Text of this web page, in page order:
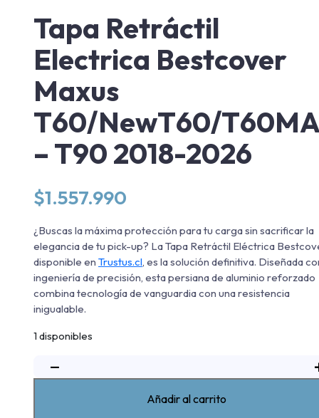
Tapa Retráctil
Electrica Bestcover
Maxus
T60/NewT60/
– T90 2018-2026
$1.557.990
¿Buscas la máxima protección para tu carga sin sacrificar la
elegancia de tu pick-up? La Tapa Retráctil Eléctrica
disponible en Trustus.cl, es la solución definitiva. Diseñada
ingeniería de precisión, esta persiana de aluminio reforzado
combina tecnología de vanguardia con una resistencia
inigualable.
1 disponibles
−
Retráctil
Añadir al carrito